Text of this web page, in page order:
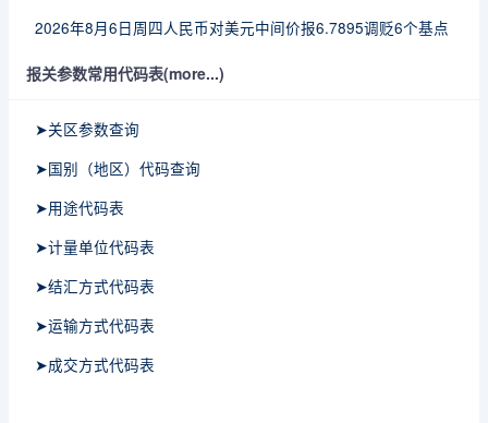
2026年8月6日周四人民币对美元中间价报6.7895调贬6个基点
报关参数常用代码表(more...)
➤关区参数查询
➤国别（地区）代码查询
➤用途代码表
➤计量单位代码表
➤结汇方式代码表
➤运输方式代码表
➤成交方式代码表